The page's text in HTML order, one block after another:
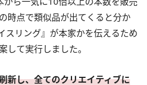
時点で類似品が出てくると分か
スリング』が本家かを伝えるため
して実行しました。
新し、全てのクリエイティブに